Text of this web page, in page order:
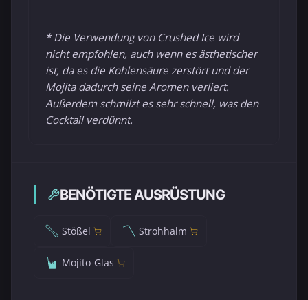
* Die Verwendung von Crushed Ice wird
nicht empfohlen, auch wenn es ästhetischer
ist, da es die Kohlensäure zerstört und der
Mojita dadurch seine Aromen verliert.
Außerdem schmilzt es sehr schnell, was den
Cocktail verdünnt.
BENÖTIGTE AUSRÜSTUNG
Stößel Strohhalm
Mojito-Glas